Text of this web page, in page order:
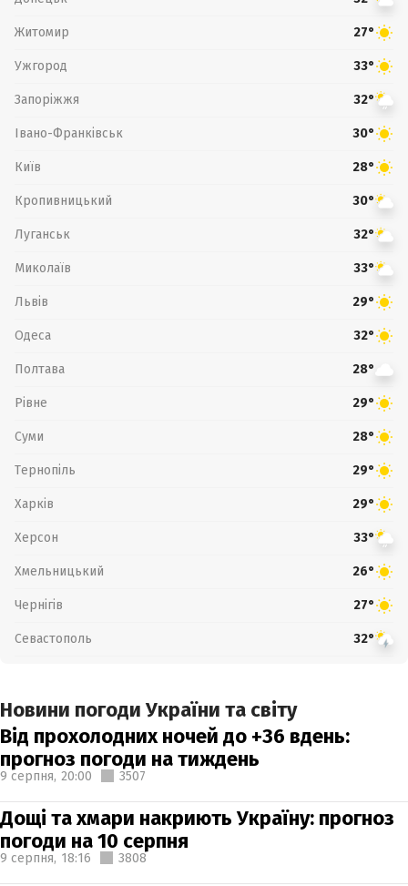
Житомир 27°
Ужгород 33°
Запоріжжя 32°
Івано-Франківськ 30°
Київ 28°
Кропивницький 30°
Луганськ 32°
Миколаїв 33°
Львів 29°
Одеса 32°
Полтава 28°
Рівне 29°
Суми 28°
Тернопіль 29°
Харків 29°
Херсон 33°
Хмельницький 26°
Чернігів 27°
Севастополь 32°
Новини погоди України та світу
Від прохолодних ночей до +36 вдень:
прогноз погоди на тиждень
9 серпня, 20:00 3507
Дощі та хмари накриють Україну: прогноз
погоди на 10 серпня
9 серпня, 18:16 3808